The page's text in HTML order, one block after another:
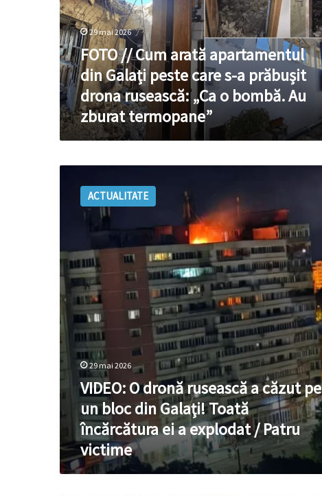
din
Galați
peste
care
s-
a
prăbușit
drona
rusească:
„Ca
zburat
termopane”
29 mai 2026
FOTO // Cum arată apartamentul
din Galați peste care s-a prăbușit
drona rusească: „Ca o bombă. Au
zburat termopane”
VIDEO:
rusească
pe
un
bloc
din
Galaţi!
Toată
încărcătura
ei
a
explodat
Patru
victime
ACTUALITATE
29 mai 2026
VIDEO: O dronă rusească a căzut pe
un bloc din Galaţi! Toată
încărcătura ei a explodat / Patru
victime